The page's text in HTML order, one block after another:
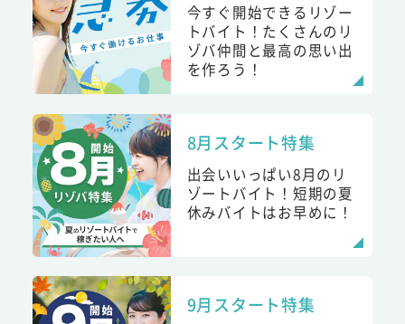
今すぐ開始できるリゾー
トバイト！たくさんのリ
ゾバ仲間と最高の思い出
を作ろう！
8月スタート特集
出会いいっぱい8月のリ
ゾートバイト！短期の夏
休みバイトはお早めに！
9月スタート特集